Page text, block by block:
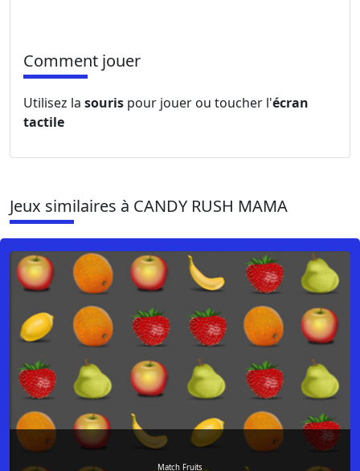
Comment jouer
Utilisez la souris pour jouer ou toucher l'écran
tactile
Jeux similaires à CANDY RUSH MAMA
Match Fruits